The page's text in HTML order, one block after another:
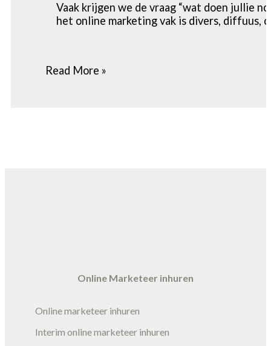
Vaak krijgen we de vraag “wat doen jullie
het online marketing vak is divers, diffuus,
Read More »
Online Marketeer inhuren
Online marketeer inhuren
Interim online marketeer inhuren